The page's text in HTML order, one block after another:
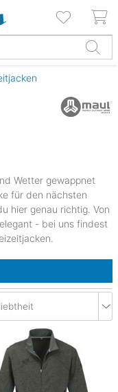
Wetter gewappnet
für den nächsten
hier genau richtig. Von
- bei uns findest